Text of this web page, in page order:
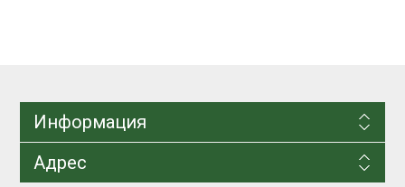
Информация
Адрес